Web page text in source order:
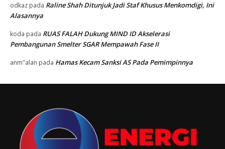
odkaz pada Raline Shah Ditunjuk Jadi Staf Khusus Menkomdigi, Ini
Alasannya
koda pada RUAS FALAH Dukung MIND ID Akselerasi
Pembangunan Smelter SGAR Mempawah Fase II
anm"alan pada Hamas Kecam Sanksi AS Pada Pemimpinnya